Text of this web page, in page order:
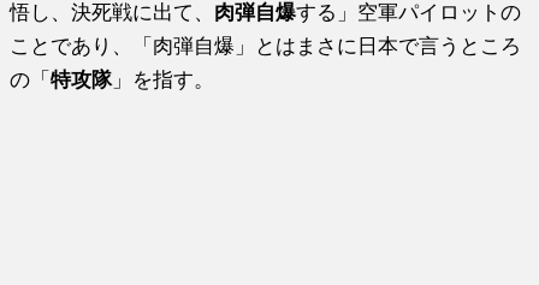
悟し、決死戦に出て、 肉弾自爆する」空軍パイロットの
ことであり、「肉弾自爆」とはまさに日本で言うところ
の「特攻隊」を指す。